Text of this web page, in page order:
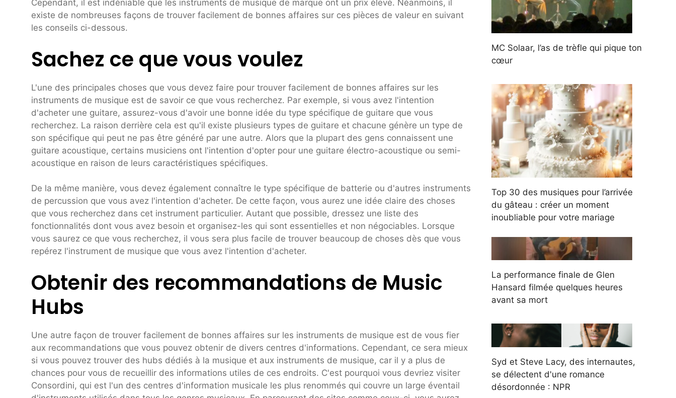
Cependant, il est indéniable que les instruments de musique de marque ont un prix élevé. Néanmoins, il
existe de nombreuses façons de trouver facilement de bonnes affaires sur ces pièces de valeur en suivant
les conseils ci-dessous.
Sachez ce que vous voulez
L'une des principales choses que vous devez faire pour trouver facilement de bonnes affaires sur les
instruments de musique est de savoir ce que vous recherchez. Par exemple, si vous avez l'intention
d'acheter une guitare, assurez-vous d'avoir une bonne idée du type spécifique de guitare que vous
recherchez. La raison derrière cela est qu'il existe plusieurs types de guitare et chacune génère un type de
son spécifique qui peut ne pas être généré par une autre. Alors que la plupart des gens connaissent une
guitare acoustique, certains musiciens ont l'intention d'opter pour une guitare électro-acoustique ou semi-
acoustique en raison de leurs caractéristiques spécifiques.
De la même manière, vous devez également connaître le type spécifique de batterie ou d'autres instruments
de percussion que vous avez l'intention d'acheter. De cette façon, vous aurez une idée claire des choses
que vous recherchez dans cet instrument particulier. Autant que possible, dressez une liste des
fonctionnalités dont vous avez besoin et organisez-les qui sont essentielles et non négociables. Lorsque
vous saurez ce que vous recherchez, il vous sera plus facile de trouver beaucoup de choses dès que vous
repérez l'instrument de musique que vous avez l'intention d'acheter.
Obtenir des recommandations de Music
Hubs
Une autre façon de trouver facilement de bonnes affaires sur les instruments de musique est de vous fier
aux recommandations que vous pouvez obtenir de divers centres d'informations. Cependant, ce sera mieux
si vous pouvez trouver des hubs dédiés à la musique et aux instruments de musique, car il y a plus de
chances pour vous de recueillir des informations utiles de ces endroits. C'est pourquoi vous devriez visiter
Consordini, qui est l'un des centres d'information musicale les plus renommés qui couvre un large éventail
MC Solaar, l’as de trèfle qui pique ton
cœur
Top 30 des musiques pour l’arrivée
du gâteau : créer un moment
inoubliable pour votre mariage
La performance finale de Glen
Hansard filmée quelques heures
avant sa mort
Syd et Steve Lacy, des internautes,
se délectent d'une romance
désordonnée : NPR